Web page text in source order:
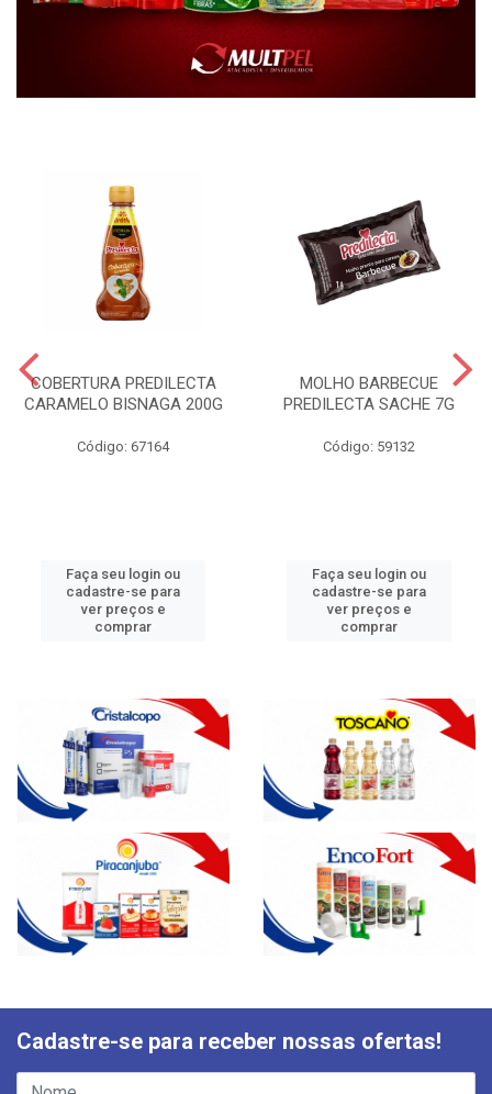
COBERTURA PREDILECTA
CARAMELO BISNAGA 200G
Código: 67164
Faça seu login ou
cadastre-se para
ver preços e
comprar
MOLHO BARBECUE
PREDILECTA SACHE 7G
Código: 59132
Faça seu login ou
cadastre-se para
ver preços e
comprar
Cadastre-se para receber nossas ofertas!